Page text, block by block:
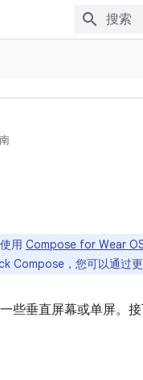
用 Compose for Wear
Compose，您可以通过
些垂直屏幕或单屏。